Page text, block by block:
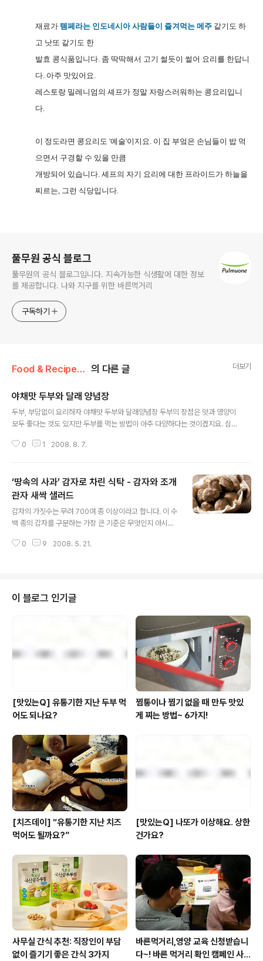
재료가 템페라는 인도네시아 사람들이 즐겨먹는 메주 같기도 하
고 낫또 같기도 한
발효 콩식품입니다. 좀 딱딱해서 고기 썰듯이 썰어 요리를 한답니
다. 아주 맛있어요.
레스토랑 밀레니엄의 셰프가 정말 자랑스러워하는 콩요리입니
다.
이 정도라면 콩요리도 '예술'이지요. 이 집 부엌은 손님들이 밥 먹
으면서 구경할 수 있을 만큼
개방되어 있습니다. 셰프의 자기 요리에 대한 프라이드가 하늘을
찌르는, 그런 식당입니다.
풀무원 공식 블로그
풀무원의 공식 블로그입니다. 지속가능한 식생활에 대한 정보
를 제공합니다. 나와 지구를 위한 바른먹거리
구독하기
Food & Recipe/건강 레시피 의 다른 글 더보기
야채맛 두부와 달래 양념장
두부, 부담없이 요리하자 야채맛 두부와 달래양념장 두부의 장점은 맛과 영양이
모두 좋다는 것도 있지만 두부를 먹는 방법이 아주 다양하다는 것이겠지요. 심
두부로 아주 멋진 요리를 만들 수도 있지만 그러기엔 좀 부담스럽고, 시간도 없
세요 ^^. 두부는 담백하면서 고소하고, 양념장에서는 달래의 향이 물씬 풍깁니
다. 요즘은 사시사철 달래가 나지만 특히 봄에 나는 달래가 향긋하고 맛있어요.
입맛 없을 때 먹으면 더욱 좋아요. 준비하세요 풀무원 신선한 야채가득 맛두부
한 모, 달래양..
0 1 2008. 8. 7.
‘땅속의 사과’ 감자로 차린 식탁 - 감자와 조개
관자 새싹 샐러드
감자의 가짓수는 무려 700여 종 이상이라고 합니다. 이 수
백 종의 감자를 구분하는 가장 큰 기준은 무엇인지 아시나
y Potato)’냐, ‘전분이 많은 감자((Floury Potato)’냐는
부적합하다네요. 그래서 외국의 요리사들은 굽기용, 로스
팅용, 프렌치프라이용, 삶거나 찌는 용, 샐러드용 등 용도별
로 감자를 골라 쓰는 경우가 많습니다. ↑국산 감자로는 프
렌치프라이 만들기가 어렵다? 우리나라 감자로는 ‘맛있는
프렌치프라이’를 만들 수 없다? 슬프게도(?) 맞습니다. 우
리나라 감자..
0 9 2008. 5. 21.
이 블로그 인기글
[맛있는Q] 유통기한 지난 두부 먹
어도 되나요?
찜통이나 찜기 없을 때 만두 맛있
게 찌는 방법~ 6가지!
[치즈데이] “유통기한 지난 치즈
먹어도 될까요?”
[맛있는Q] 나또가 이상해요. 상한
건가요?
사무실 간식 추천: 직장인이 부담
없이 즐기기 좋은 간식 3가지
바른먹거리,영양 교육 신청받습니
다~! 바른 먹거리 확인 캠페인 사